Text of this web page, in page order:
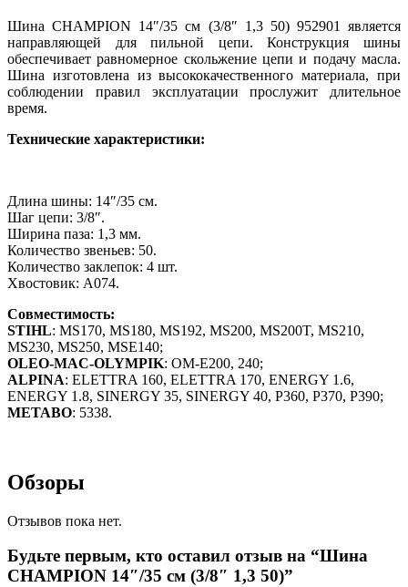
Шина CHAMPION 14″/35 см (3/8″ 1,3 50) 952901 является
направляющей для пильной цепи. Конструкция шины
обеспечивает равномерное скольжение цепи и подачу масла.
Шина изготовлена из высококачественного материала, при
соблюдении правил эксплуатации прослужит длительное
время.
Технические характеристики:
Длина шины: 14″/35 см.
Шаг цепи: 3/8″.
Ширина паза: 1,3 мм.
Количество звеньев: 50.
Количество заклепок: 4 шт.
Хвостовик: A074.
Совместимость:
STIHL: MS170, MS180, MS192, MS200, MS200T, MS210,
MS230, MS250, MSE140;
OLEO-MAC-OLYMPIK: OM-E200, 240;
ALPINA: ELETTRA 160, ELETTRA 170, ENERGY 1.6,
ENERGY 1.8, SINERGY 35, SINERGY 40, P360, P370, P390;
METABO: 5338.
Обзоры
Отзывов пока нет.
Будьте первым, кто оставил отзыв на “Шина
CHAMPION 14″/35 см (3/8″ 1,3 50)”